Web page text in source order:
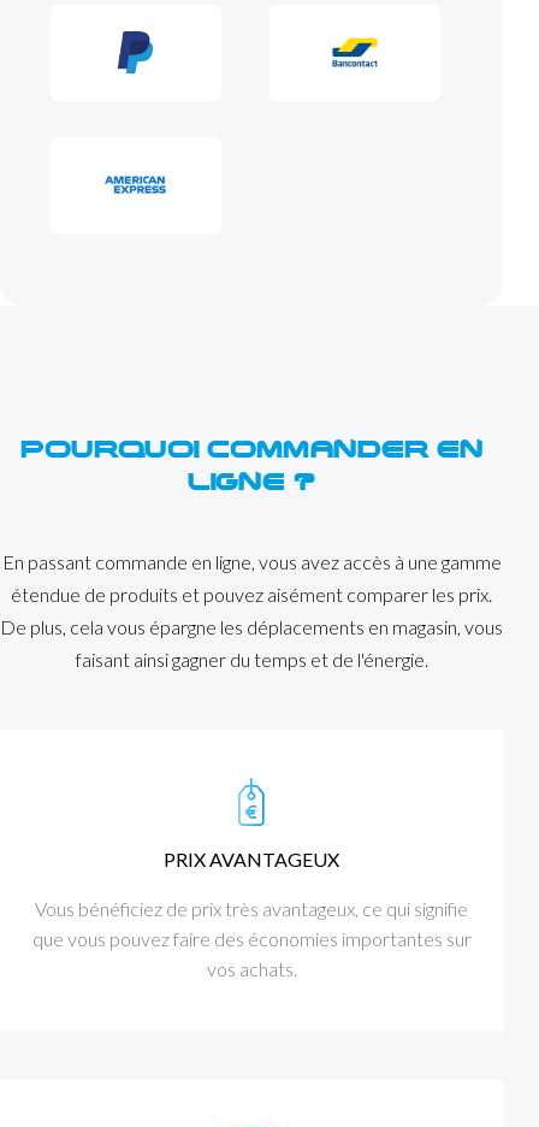
POURQUOI COMMANDER EN
LIGNE ?
En passant commande en ligne, vous avez accès à une gamme
étendue de produits et pouvez aisément comparer les prix.
De plus, cela vous épargne les déplacements en magasin, vous
faisant ainsi gagner du temps et de l'énergie.
PRIX AVANTAGEUX
Vous bénéficiez de prix très avantageux, ce qui signifie
que vous pouvez faire des économies importantes sur
vos achats.